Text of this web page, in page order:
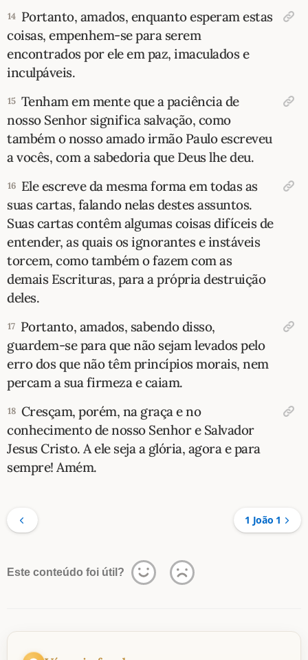
14 Portanto, amados, enquanto esperam estas
coisas, empenhem-se para serem
encontrados por ele em paz, imaculados e
inculpáveis.
15 Tenham em mente que a paciência de
nosso Senhor significa salvação, como
também o nosso amado irmão Paulo escreveu
a vocês, com a sabedoria que Deus lhe deu.
16 Ele escreve da mesma forma em todas as
suas cartas, falando nelas destes assuntos.
Suas cartas contêm algumas coisas difíceis de
entender, as quais os ignorantes e instáveis
torcem, como também o fazem com as
demais Escrituras, para a própria destruição
deles.
17 Portanto, amados, sabendo disso,
guardem-se para que não sejam levados pelo
erro dos que não têm princípios morais, nem
percam a sua firmeza e caiam.
18 Cresçam, porém, na graça e no
conhecimento de nosso Senhor e Salvador
Jesus Cristo. A ele seja a glória, agora e para
sempre! Amém.
1 João 1
Este conteúdo foi útil?